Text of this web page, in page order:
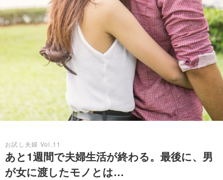
お試し夫婦 Vol.11
あと1週間で夫婦生活が終わる。最後に、男
が女に渡したモノとは…